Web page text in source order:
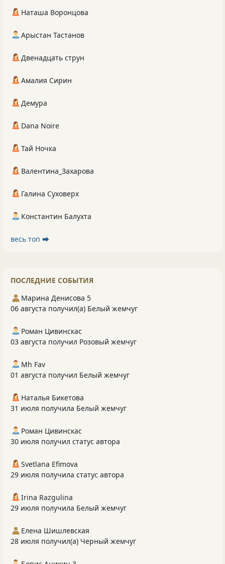
Наташа Воронцова
Арыстан Тастанов
Двенадцать струн
Амалия Сирин
Демура
Dana Noire
Тай Ночка
Валентина_Захарова
Галина Суховерх
Константин Балухта
весь топ ⮕
ПОСЛЕДНИЕ СОБЫТИЯ
Марина Денисова 5
06 августа получил(а) Белый жемчуг
Роман Цивинскас
03 августа получил Розовый жемчуг
Mh Fav
01 августа получил Белый жемчуг
Наталья Бикетова
31 июля получила Белый жемчуг
Роман Цивинскас
30 июля получил статус автора
Svetlana Efimova
29 июля получила статус автора
Irina Razgulina
29 июля получила Белый жемчуг
Елена Шишлевская
28 июля получил(а) Черный жемчуг